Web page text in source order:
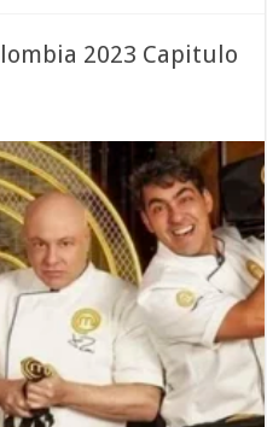
2023 Capitulo